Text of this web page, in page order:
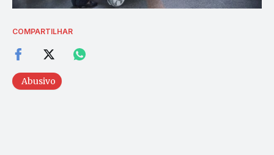
COMPARTILHAR
Abusivo